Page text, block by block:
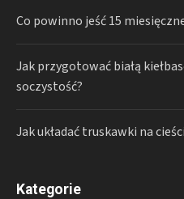
Co powinno jeść 15
Jak przygotować białą
soczystość?
Jak układać truskawki na
Kategorie